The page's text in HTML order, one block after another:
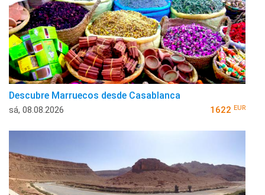
Descubre Marruecos desde Casablanca
sá, 08.08.2026 1622 EUR